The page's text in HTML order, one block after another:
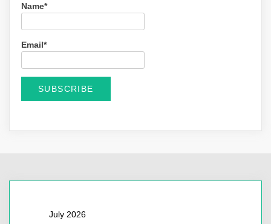
Name*
Email*
July 2026